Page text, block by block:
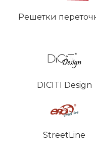
Решетки
DICITI Design
StreetLine